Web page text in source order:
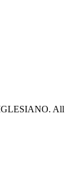
All